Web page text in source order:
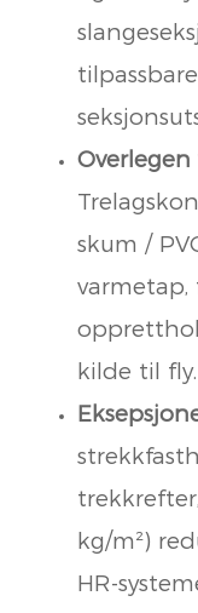
Overlegen
skum /
kilde til fly.
kg/m²)
HR-